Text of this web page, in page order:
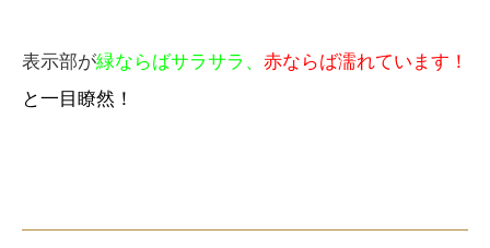
表示部が緑ならばサラサラ、 赤ならば濡れています！
と一目瞭然！